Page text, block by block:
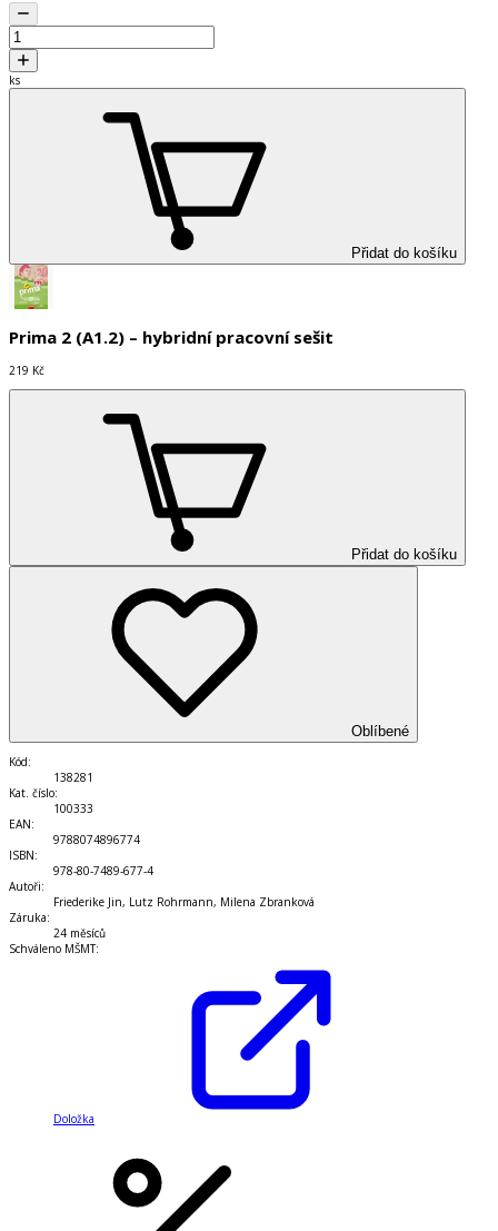
ks
Přidat do košíku
Prima 2 (A1.2) – hybridní pracovní sešit
219 Kč
Přidat do košíku
Oblíbené
Kód:
138281
Kat. číslo:
100333
EAN:
9788074896774
ISBN:
978-80-7489-677-4
Autoři:
Friederike Jin, Lutz Rohrmann, Milena Zbranková
Záruka:
24 měsíců
Schváleno MŠMT:
Doložka